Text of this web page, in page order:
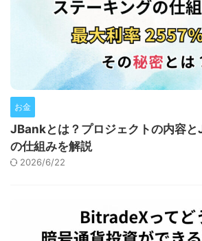
お金
JBankとは？プロジェクトの内容と
の仕組みを解説
2026/6/22